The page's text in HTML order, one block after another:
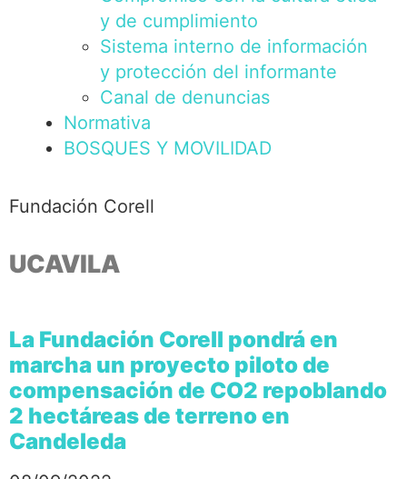
y de cumplimiento
Sistema interno de información
y protección del informante
Canal de denuncias
Normativa
BOSQUES Y MOVILIDAD
Fundación Corell
UCAVILA
La Fundación Corell pondrá en
marcha un proyecto piloto de
compensación de CO2 repoblando
2 hectáreas de terreno en
Candeleda